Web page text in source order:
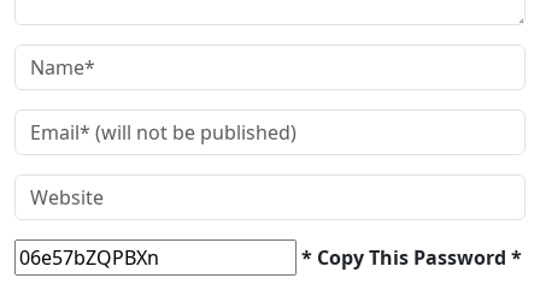
* Copy This Password *